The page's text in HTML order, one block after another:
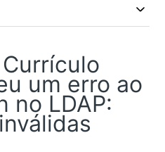
um erro ao
no LDAP: